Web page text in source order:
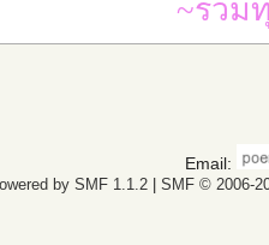
~รวม
Email:
by SMF 1.1.2| SMF © 2006-